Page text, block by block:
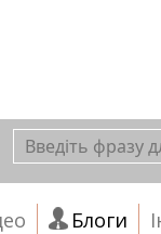
Блоги